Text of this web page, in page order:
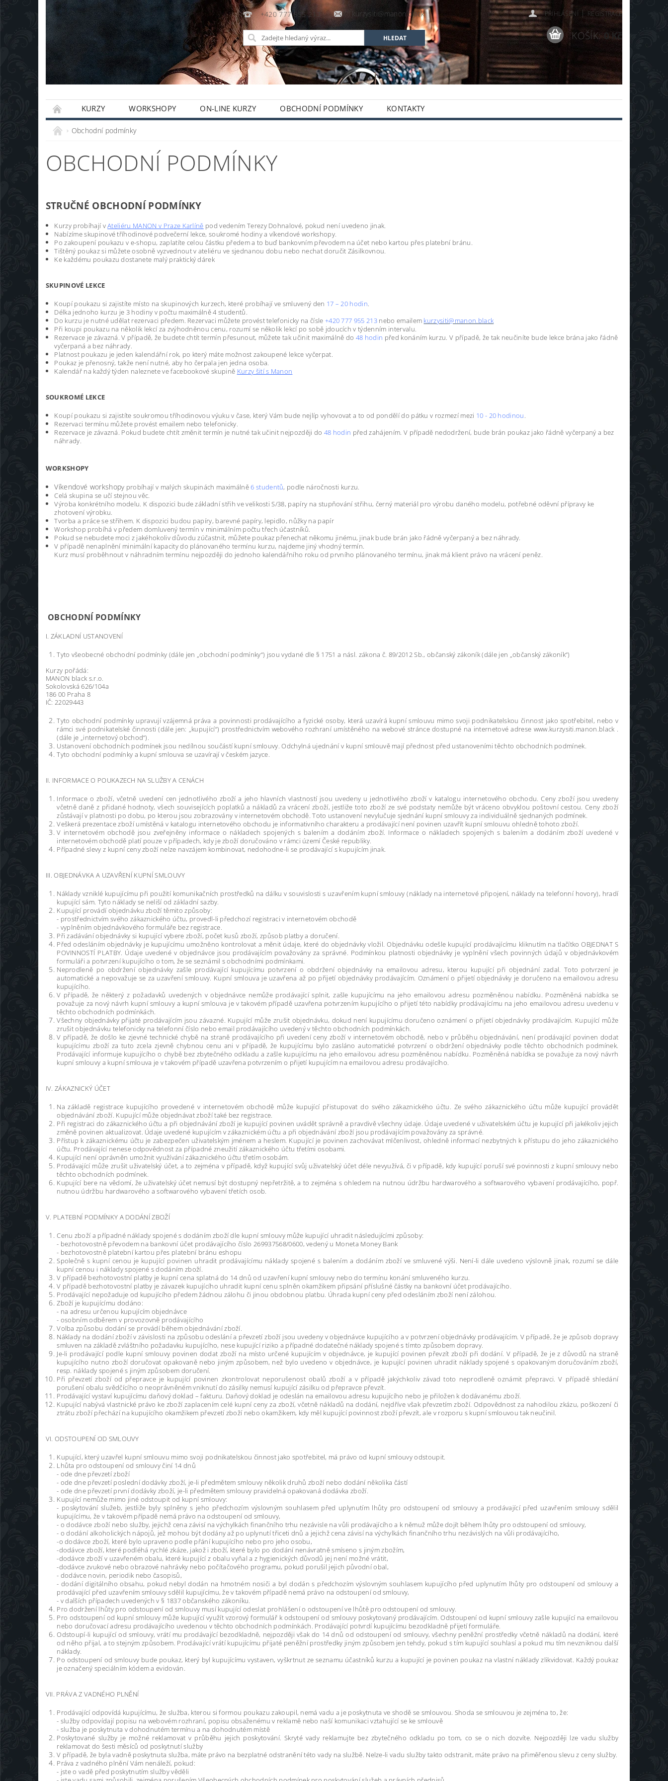
+420 777 955 213 kurzysiti@manon.black PŘIHLÁŠENÍ | REGISTRACE
KOŠÍK: 0 Kč
KURZY WORKSHOPY ON-LINE KURZY OBCHODNÍ PODMÍNKY KONTAKTY
Obchodní podmínky
OBCHODNÍ PODMÍNKY
STRUČNÉ OBCHODNÍ PODMÍNKY
Kurzy probíhají vAteliéru MANON v Praze Karlíně pod vedením Terezy Dohnalové, pokud není uvedeno jinak.
Nabízíme skupinové tříhodinové podvečerní lekce, soukromé hodiny a víkendové workshopy.
Po zakoupení poukazu v e-shopu, zaplatíte celou částku předem a to buď bankovním převodem na účet nebo kartou přes platební bránu.
Tištěný poukaz si můžete osobně vyzvednout v ateliéru ve sjednanou dobu nebo nechat doručit Zásilkovnou.
Ke každému poukazu dostanete malý praktický dárek
SKUPINOVÉ LEKCE
Koupí poukazu si zajistíte místo na skupinových kurzech, které probíhají ve smluvený den 17 – 20 hodin.
Délka jednoho kurzu je 3 hodiny v počtu maximálně 4 studentů.
Do kurzu je nutné udělat rezervaci předem. Rezervaci můžete provést telefonicky na čísle +420 777 955 213 nebo emailem kurzysiti@manon.black
Při koupi poukazu na několik lekcí za zvýhodněnou cenu, rozumí se několik lekcí po sobě jdoucích v týdenním intervalu.
Rezervace je závazná. V případě, že budete chtít termín přesunout, můžete tak učinit maximálně do 48 hodin před konáním kurzu. V případě, že tak neučiníte bude lekce brána jako řádně
vyčerpaná a bez náhrady.
Platnost poukazu je jeden kalendářní rok, po který máte možnost zakoupené lekce vyčerpat.
Poukaz je přenosný, takže není nutné, aby ho čerpala jen jedna osoba.
Kalendář na každý týden naleznete ve facebookové skupině Kurzy šití s Manon
SOUKROMÉ LEKCE
Koupí poukazu si zajistíte soukromou tříhodinovou výuku v čase, který Vám bude nejlíp vyhovovat a to od pondělí do pátku v rozmezí mezi 10 - 20 hodinou.
Rezervaci termínu můžete provést emailem nebo telefonicky.
Rezervace je závazná. Pokud budete chtít změnit termín je nutné tak učinit nejpozději do 48 hodin před zahájením. V případě nedodržení, bude brán poukaz jako řádně vyčerpaný a bez
náhrady.
WORKSHOPY
Víkendové workshopy probíhají v malých skupinách maximálně6 studentů, podle náročnosti kurzu.
Celá skupina se učí stejnou věc.
Výroba konkrétního modelu. K dispozici bude základní střih ve velikosti S/38, papíry na stupňování střihu, černý materiál pro výrobu daného modelu, potřebné oděvní přípravy ke
zhotovení výrobku.
Tvorba a práce se střihem. K dispozici budou papíry, barevné papíry, lepidlo, nůžky na papír
Workshop probíhá v předem domluvený termín v minimálním počtu třech účastníků.
Pokud se nebudete moci z jakéhokoliv důvodu zúčastnit, můžete poukaz přenechat někomu jinému, jinak bude brán jako řádně vyčerpaný a bez náhrady.
V případě nenaplnění minimální kapacity do plánovaného termínu kurzu, najdeme jiný vhodný termín.
Kurz musí proběhnout v náhradním termínu nejpozději do jednoho kalendářního roku od prvního plánovaného termínu, jinak má klient právo na vrácení peněz.
OBCHODNÍ PODMÍNKY
I. ZÁKLADNÍ USTANOVENÍ
Tyto všeobecné obchodní podmínky (dále jen „obchodní podmínky“) jsou vydané dle § 1751 a násl. zákona č. 89/2012 Sb., občanský zákoník (dále jen „občanský zákoník“)
Kurzy pořádá:
MANON black s.r.o.
Sokolovská 626/104a
186 00 Praha 8
IČ: 22029443
Tyto obchodní podmínky upravují vzájemná práva a povinnosti prodávajícího a fyzické osoby, která uzavírá kupní smlouvu mimo svoji podnikatelskou činnost jako spotřebitel, nebo v
rámci své podnikatelské činnosti (dále jen: „kupující“) prostřednictvím webového rozhraní umístěného na webové stránce dostupné na internetové adrese www.kurzysiti.manon.black .
(dále je „internetový obchod“).
Ustanovení obchodních podmínek jsou nedílnou součástí kupní smlouvy. Odchylná ujednání v kupní smlouvě mají přednost před ustanoveními těchto obchodních podmínek.
Tyto obchodní podmínky a kupní smlouva se uzavírají v českém jazyce.
II. INFORMACE O POUKAZECH NA SLUŽBY A CENÁCH
Informace o zboží, včetně uvedení cen jednotlivého zboží a jeho hlavních vlastností jsou uvedeny u jednotlivého zboží v katalogu internetového obchodu. Ceny zboží jsou uvedeny
včetně daně z přidané hodnoty, všech souvisejících poplatků a nákladů za vrácení zboží, jestliže toto zboží ze své podstaty nemůže být vráceno obvyklou poštovní cestou. Ceny zboží
zůstávají v platnosti po dobu, po kterou jsou zobrazovány v internetovém obchodě. Toto ustanovení nevylučuje sjednání kupní smlouvy za individuálně sjednaných podmínek.
Veškerá prezentace zboží umístěná v katalogu internetového obchodu je informativního charakteru a prodávající není povinen uzavřít kupní smlouvu ohledně tohoto zboží.
V internetovém obchodě jsou zveřejněny informace o nákladech spojených s balením a dodáním zboží. Informace o nákladech spojených s balením a dodáním zboží uvedené v
internetovém obchodě platí pouze v případech, kdy je zboží doručováno v rámci území České republiky.
Případné slevy z kupní ceny zboží nelze navzájem kombinovat, nedohodne-li se prodávající s kupujícím jinak.
III. OBJEDNÁVKA A UZAVŘENÍ KUPNÍ SMLOUVY
Náklady vzniklé kupujícímu při použití komunikačních prostředků na dálku v souvislosti s uzavřením kupní smlouvy (náklady na internetové připojení, náklady na telefonní hovory), hradí
kupující sám. Tyto náklady se neliší od základní sazby.
Kupující provádí objednávku zboží těmito způsoby:
- prostřednictvím svého zákaznického účtu, provedl-li předchozí registraci v internetovém obchodě
- vyplněním objednávkového formuláře bez registrace.
Při zadávání objednávky si kupující vybere zboží, počet kusů zboží, způsob platby a doručení.
Před odesláním objednávky je kupujícímu umožněno kontrolovat a měnit údaje, které do objednávky vložil. Objednávku odešle kupující prodávajícímu kliknutím na tlačítko OBJEDNAT S
POVINNOSTÍ PLATBY. Údaje uvedené v objednávce jsou prodávajícím považovány za správné. Podmínkou platnosti objednávky je vyplnění všech povinných údajů v objednávkovém
formuláři a potvrzení kupujícího o tom, že se seznámil s obchodními podmínkami.
Neprodleně po obdržení objednávky zašle prodávající kupujícímu potvrzení o obdržení objednávky na emailovou adresu, kterou kupující při objednání zadal. Toto potvrzení je
automatické a nepovažuje se za uzavření smlouvy. Kupní smlouva je uzavřena až po přijetí objednávky prodávajícím. Oznámení o přijetí objednávky je doručeno na emailovou adresu
kupujícího.
V případě, že některý z požadavků uvedených v objednávce nemůže prodávající splnit, zašle kupujícímu na jeho emailovou adresu pozměněnou nabídku. Pozměněná nabídka se
považuje za nový návrh kupní smlouvy a kupní smlouva je v takovém případě uzavřena potvrzením kupujícího o přijetí této nabídky prodávajícímu na jeho emailovou adresu uvedenu v
těchto obchodních podmínkách.
Všechny objednávky přijaté prodávajícím jsou závazné. Kupující může zrušit objednávku, dokud není kupujícímu doručeno oznámení o přijetí objednávky prodávajícím. Kupující může
zrušit objednávku telefonicky na telefonní číslo nebo email prodávajícího uvedený v těchto obchodních podmínkách.
V případě, že došlo ke zjevné technické chybě na straně prodávajícího při uvedení ceny zboží v internetovém obchodě, nebo v průběhu objednávání, není prodávající povinen dodat
kupujícímu zboží za tuto zcela zjevně chybnou cenu ani v případě, že kupujícímu bylo zasláno automatické potvrzení o obdržení objednávky podle těchto obchodních podmínek.
Prodávající informuje kupujícího o chybě bez zbytečného odkladu a zašle kupujícímu na jeho emailovou adresu pozměněnou nabídku. Pozměněná nabídka se považuje za nový návrh
kupní smlouvy a kupní smlouva je v takovém případě uzavřena potvrzením o přijetí kupujícím na emailovou adresu prodávajícího.
IV. ZÁKAZNICKÝ ÚČET
Na základě registrace kupujícího provedené v internetovém obchodě může kupující přistupovat do svého zákaznického účtu. Ze svého zákaznického účtu může kupující provádět
objednávání zboží. Kupující může objednávat zboží také bez registrace.
Při registraci do zákaznického účtu a při objednávání zboží je kupující povinen uvádět správně a pravdivě všechny údaje. Údaje uvedené v uživatelském účtu je kupující při jakékoliv jejich
změně povinen aktualizovat. Údaje uvedené kupujícím v zákaznickém účtu a při objednávání zboží jsou prodávajícím považovány za správné.
Přístup k zákaznickému účtu je zabezpečen uživatelským jménem a heslem. Kupující je povinen zachovávat mlčenlivost, ohledně informací nezbytných k přístupu do jeho zákaznického
účtu. Prodávající nenese odpovědnost za případné zneužití zákaznického účtu třetími osobami.
Kupující není oprávněn umožnit využívání zákaznického účtu třetím osobám.
Prodávající může zrušit uživatelský účet, a to zejména v případě, když kupující svůj uživatelský účet déle nevyužívá, či v případě, kdy kupující poruší své povinnosti z kupní smlouvy nebo
těchto obchodních podmínek.
Kupující bere na vědomí, že uživatelský účet nemusí být dostupný nepřetržitě, a to zejména s ohledem na nutnou údržbu hardwarového a softwarového vybavení prodávajícího, popř.
nutnou údržbu hardwarového a softwarového vybavení třetích osob.
V. PLATEBNÍ PODMÍNKY A DODÁNÍ ZBOŽÍ
Cenu zboží a případné náklady spojené s dodáním zboží dle kupní smlouvy může kupující uhradit následujícími způsoby:
- bezhotovostně převodem na bankovní účet prodávajícího číslo 269937568/0600, vedený u Moneta Money Bank
- bezhotovostně platební kartou přes platební bránu eshopu
Společně s kupní cenou je kupující povinen uhradit prodávajícímu náklady spojené s balením a dodáním zboží ve smluvené výši. Není-li dále uvedeno výslovně jinak, rozumí se dále
kupní cenou i náklady spojené s dodáním zboží.
V případě bezhotovostní platby je kupní cena splatná do 14 dnů od uzavření kupní smlouvy nebo do termínu konání smluveného kurzu.
V případě bezhotovostní platby je závazek kupujícího uhradit kupní cenu splněn okamžikem připsání příslušné částky na bankovní účet prodávajícího.
Prodávající nepožaduje od kupujícího předem žádnou zálohu či jinou obdobnou platbu. Úhrada kupní ceny před odesláním zboží není zálohou.
Zboží je kupujícímu dodáno:
- na adresu určenou kupujícím objednávce
- osobním odběrem v provozovně prodávajícího
Volba způsobu dodání se provádí během objednávání zboží.
Náklady na dodání zboží v závislosti na způsobu odeslání a převzetí zboží jsou uvedeny v objednávce kupujícího a v potvrzení objednávky prodávajícím. V případě, že je způsob dopravy
smluven na základě zvláštního požadavku kupujícího, nese kupující riziko a případné dodatečné náklady spojené s tímto způsobem dopravy.
Je-li prodávající podle kupní smlouvy povinen dodat zboží na místo určené kupujícím v objednávce, je kupující povinen převzít zboží při dodání. V případě, že je z důvodů na straně
kupujícího nutno zboží doručovat opakovaně nebo jiným způsobem, než bylo uvedeno v objednávce, je kupující povinen uhradit náklady spojené s opakovaným doručováním zboží,
resp. náklady spojené s jiným způsobem doručení.
Při převzetí zboží od přepravce je kupující povinen zkontrolovat neporušenost obalů zboží a v případě jakýchkoliv závad toto neprodleně oznámit přepravci. V případě shledání
porušení obalu svědčícího o neoprávněném vniknutí do zásilky nemusí kupující zásilku od přepravce převzít.
Prodávající vystaví kupujícímu daňový doklad – fakturu. Daňový doklad je odeslán na emailovou adresu kupujícího nebo je přiložen k dodávanému zboží.
Kupující nabývá vlastnické právo ke zboží zaplacením celé kupní ceny za zboží, včetně nákladů na dodání, nejdříve však převzetím zboží. Odpovědnost za nahodilou zkázu, poškození či
ztrátu zboží přechází na kupujícího okamžikem převzetí zboží nebo okamžikem, kdy měl kupující povinnost zboží převzít, ale v rozporu s kupní smlouvou tak neučinil.
VI. ODSTOUPENÍ OD SMLOUVY
Kupující, který uzavřel kupní smlouvu mimo svoji podnikatelskou činnost jako spotřebitel, má právo od kupní smlouvy odstoupit.
Lhůta pro odstoupení od smlouvy činí 14 dnů
- ode dne převzetí zboží
- ode dne převzetí poslední dodávky zboží, je-li předmětem smlouvy několik druhů zboží nebo dodání několika částí
- ode dne převzetí první dodávky zboží, je-li předmětem smlouvy pravidelná opakovaná dodávka zboží.
Kupující nemůže mimo jiné odstoupit od kupní smlouvy:
- poskytování služeb, jestliže byly splněny s jeho předchozím výslovným souhlasem před uplynutím lhůty pro odstoupení od smlouvy a prodávající před uzavřením smlouvy sdělil
kupujícímu, že v takovém případě nemá právo na odstoupení od smlouvy,
- o dodávce zboží nebo služby, jejichž cena závisí na výchylkách finančního trhu nezávisle na vůli prodávajícího a k němuž může dojít během lhůty pro odstoupení od smlouvy,
- o dodání alkoholických nápojů, jež mohou být dodány až po uplynutí třiceti dnů a jejichž cena závisí na výchylkách finančního trhu nezávislých na vůli prodávajícího,
-o dodávce zboží, které bylo upraveno podle přání kupujícího nebo pro jeho osobu,
-dodávce zboží, které podléhá rychlé zkáze, jakož i zboží, které bylo po dodání nenávratně smíseno s jiným zbožím,
-dodávce zboží v uzavřeném obalu, které kupující z obalu vyňal a z hygienických důvodů jej není možné vrátit,
-dodávce zvukové nebo obrazové nahrávky nebo počítačového programu, pokud porušil jejich původní obal,
- dodávce novin, periodik nebo časopisů,
- dodání digitálního obsahu, pokud nebyl dodán na hmotném nosiči a byl dodán s předchozím výslovným souhlasem kupujícího před uplynutím lhůty pro odstoupení od smlouvy a
prodávající před uzavřením smlouvy sdělil kupujícímu, že v takovém případě nemá právo na odstoupení od smlouvy,
- v dalších případech uvedených v § 1837 občanského zákoníku.
Pro dodržení lhůty pro odstoupení od smlouvy musí kupující odeslat prohlášení o odstoupení ve lhůtě pro odstoupení od smlouvy.
Pro odstoupení od kupní smlouvy může kupující využít vzorový formulář k odstoupení od smlouvy poskytovaný prodávajícím. Odstoupení od kupní smlouvy zašle kupující na emailovou
nebo doručovací adresu prodávajícího uvedenou v těchto obchodních podmínkách. Prodávající potvrdí kupujícímu bezodkladně přijetí formuláře.
Odstoupí-li kupující od smlouvy, vrátí mu prodávající bezodkladně, nejpozději však do 14 dnů od odstoupení od smlouvy, všechny peněžní prostředky včetně nákladů na dodání, které
od něho přijal, a to stejným způsobem. Prodávající vrátí kupujícímu přijaté peněžní prostředky jiným způsobem jen tehdy, pokud s tím kupující souhlasí a pokud mu tím nevzniknou další
náklady.
Po odstoupení od smlouvy bude poukaz, který byl kupujícímu vystaven, vyškrtnut ze seznamu účastníků kurzu a kupující je povinen poukaz na vlastní náklady zlikvidovat. Každý poukaz
je označený speciálním kódem a evidován.
VII. PRÁVA Z VADNÉHO PLNĚNÍ
Prodávající odpovídá kupujícímu, že služba, kterou si formou poukazu zakoupil, nemá vadu a je poskytnuta ve shodě se smlouvou. Shoda se smlouvou je zejména to, že:
- služby odpovídají popisu na webovém rozhraní, popisu obsaženému v reklamě nebo naší komunikaci vztahující se ke smlouvě
- služba je poskytnuta v dohodnutém termínu a na dohodnutém místě
Poskytované služby je možné reklamovat v průběhu jejich poskytování. Skryté vady reklamujte bez zbytečného odkladu po tom, co se o nich dozvíte. Nejpozději lze vadu služby
reklamovat do šesti měsíců od poskytnutí služby
V případě, že byla vadně poskytnuta služba, máte právo na bezplatné odstranění této vady na službě. Nelze-li vadu služby takto odstranit, máte právo na přiměřenou slevu z ceny služby.
Práva z vadného plnění Vám nenáleží, pokud:
- jste o vadě před poskytnutím služby věděli